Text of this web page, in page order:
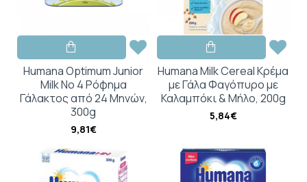
Humana Optimum Junior
Milk No 4 Ρόφημα
Γάλακτος από 24 Μηνών,
300g
9,81€
Humana Milk Cereal Kρέμα
με Γάλα Φαγόπυρο με
Καλαμπόκι & Μήλο, 200g
5,84€